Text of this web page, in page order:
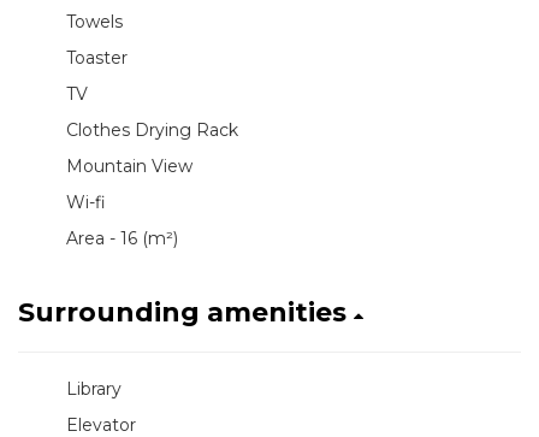
Towels
Toaster
TV
Clothes Drying Rack
Mountain View
Wi-fi
Area - 16 (m²)
Surrounding amenities
Library
Elevator